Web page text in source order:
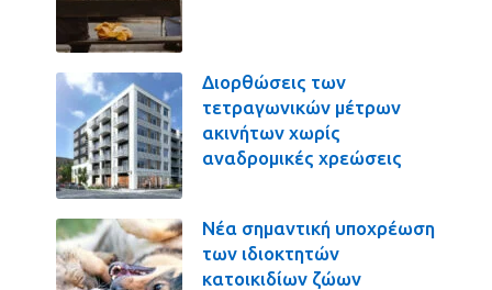
Διορθώσεις των
τετραγωνικών μέτρων
ακινήτων χωρίς
αναδρομικές χρεώσεις
Νέα σημαντική υποχρέωση
των ιδιοκτητών
κατοικιδίων ζώων